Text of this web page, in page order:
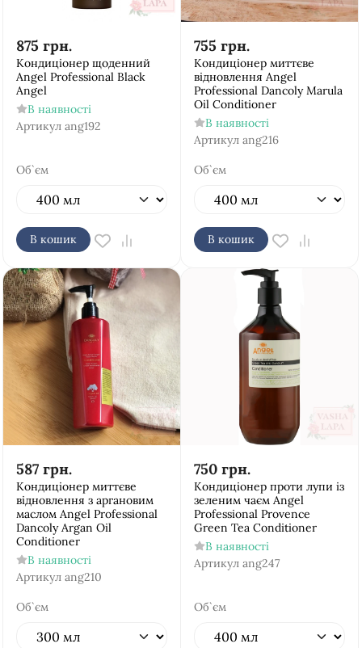
875 грн.
Кондиціонер щоденний
Аngel Рrofessional Black
Angel
В наявності
Артикул ang192
Об`єм
В кошик
755 грн.
Кондиціонер миттєве
відновлення Аngel
Рrofessional Dancoly Marula
Oil Conditioner
В наявності
Артикул ang216
Об`єм
В кошик
587 грн.
Кондиціонер миттєве
відновлення з аргановим
маслом Аngel Рrofessional
Dancoly Argan Oil
Conditioner
В наявності
Артикул ang210
Об`єм
750 грн.
Кондиціонер проти лупи із
зеленим чаєм Аngel
Рrofessional Provence
Green Tea Conditioner
В наявності
Артикул ang247
Об`єм